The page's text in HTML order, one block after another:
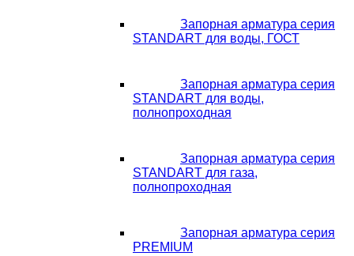
Запорная арматура серия
STANDART для воды, ГОСТ
Запорная арматура серия
STANDART для воды,
полнопроходная
Запорная арматура серия
STANDART для газа,
полнопроходная
Запорная арматура серия
PREMIUM